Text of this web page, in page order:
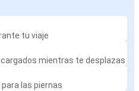
tu viaje
mientras te desplazas
las piernas